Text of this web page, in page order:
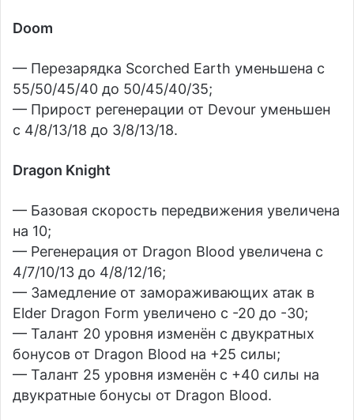
Doom
— Перезарядка Scorched Earth уменьшена с
55/50/45/40 до 50/45/40/35;
— Прирост регенерации от Devour уменьшен
с 4/8/13/18 до 3/8/13/18.
Dragon Knight
— Базовая скорость передвижения увеличена
на 10;
— Регенерация от Dragon Blood увеличена с
4/7/10/13 до 4/8/12/16;
— Замедление от замораживающих атак в
Elder Dragon Form увеличено с -20 до -30;
— Талант 20 уровня изменён с двукратных
бонусов от Dragon Blood на +25 силы;
— Талант 25 уровня изменён с +40 силы на
двукратные бонусы от Dragon Blood.